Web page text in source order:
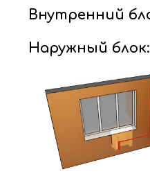
Внутренний
Наружный блок: